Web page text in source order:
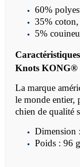
60%
35% coton,
5%
Knots KONG®
La marque
le monde entier,
chien de qualité
Dimension
Poids : 96 g